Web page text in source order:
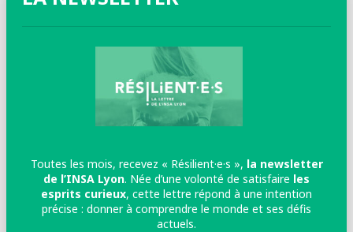
Toutes les mois, recevez « Résilient·e·s », la newsletter
de l’INSA Lyon. Née d’une volonté de satisfaire les
esprits curieux, cette lettre répond à une intention
précise : donner à comprendre le monde et ses défis
actuels.